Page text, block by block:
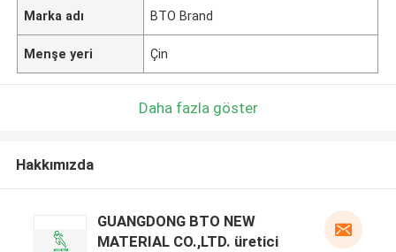
Marka adı BTO Brand
Menşe yeri Çin
Daha fazla göster
Hakkımızda
GUANGDONG BTO NEW
MATERIAL CO.,LTD. üretici